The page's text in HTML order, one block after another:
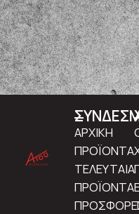
ΑΡΧΙΚΗ
ΠΡΟΪΟΝΤΑ
ΤΕΛΕΥΤΑΙΑ
ΠΡΟΪΟΝΤΑ